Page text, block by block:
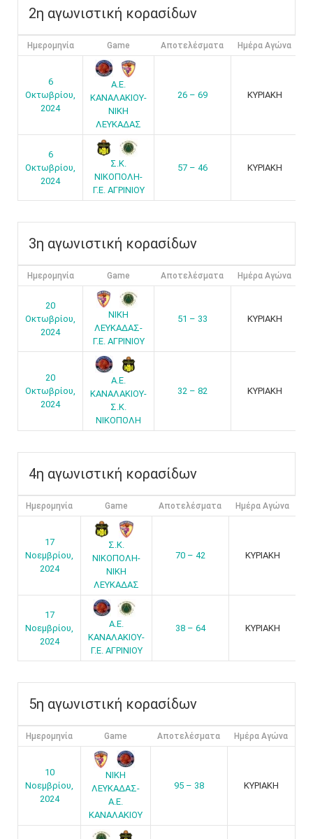
2η αγωνιστική κορασίδων
Ημερομηνία Game Αποτελέσματα Ημέρα Αγώνα
6
Οκτωβρίου,
2024
Α.Ε.
ΚΑΝΑΛΑΚΙΟΥ-
ΝΙΚΗ
ΛΕΥΚΑΔΑΣ
26 – 69 ΚΥΡΙΑΚΗ
6
Οκτωβρίου,
2024
Σ.Κ.
ΝΙΚΟΠΟΛΗ-
Γ.Ε. ΑΓΡΙΝΙΟΥ
57 – 46 ΚΥΡΙΑΚΗ
3η αγωνιστική κορασίδων
Ημερομηνία Game Αποτελέσματα Ημέρα Αγώνα
20
Οκτωβρίου,
2024
ΝΙΚΗ
ΛΕΥΚΑΔΑΣ-
Γ.Ε. ΑΓΡΙΝΙΟΥ
51 – 33 ΚΥΡΙΑΚΗ
20
Οκτωβρίου,
2024
Α.Ε.
ΚΑΝΑΛΑΚΙΟΥ-
Σ.Κ.
ΝΙΚΟΠΟΛΗ
32 – 82 ΚΥΡΙΑΚΗ
4η αγωνιστική κορασίδων
Ημερομηνία Game Αποτελέσματα Ημέρα Αγώνα
17
Νοεμβρίου,
2024
Σ.Κ.
ΝΙΚΟΠΟΛΗ-
ΝΙΚΗ
ΛΕΥΚΑΔΑΣ
70 – 42 ΚΥΡΙΑΚΗ
17
Νοεμβρίου,
2024
Α.Ε.
ΚΑΝΑΛΑΚΙΟΥ-
Γ.Ε. ΑΓΡΙΝΙΟΥ
38 – 64 ΚΥΡΙΑΚΗ
5η αγωνιστική κορασίδων
Ημερομηνία Game Αποτελέσματα Ημέρα Αγώνα
10
Νοεμβρίου,
2024
ΝΙΚΗ
ΛΕΥΚΑΔΑΣ-
Α.Ε.
ΚΑΝΑΛΑΚΙΟΥ
95 – 38 ΚΥΡΙΑΚΗ